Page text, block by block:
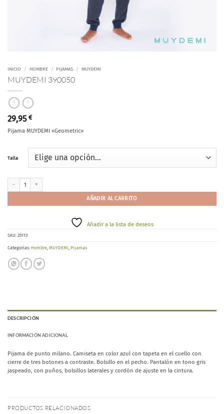
INICIO / HOMBRE / PIJAMAS / MUYDEMI
MUYDEMI 390050
29,95 €
Pijama MUYDEMI «Geometric»
Talla
AÑADIR AL CARRITO
Añadir a la lista de deseos
SKU: 25113
Categorías: Hombre MUYDEMI Pijamas
DESCRIPCIÓN
INFORMACIÓN ADICIONAL
Pijama de punto milano. Camiseta en color azul con tapeta en el cuello con
cierre de tres botones a contraste. Bolsillo en el pecho. Pantalón en tono gris
jaspeado, con puños, bolsillos laterales y cordón de ajuste en la cintura.
PRODUCTOS RELACIONADOS